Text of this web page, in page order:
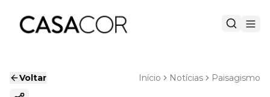
Voltar Início Notícias Paisagismo